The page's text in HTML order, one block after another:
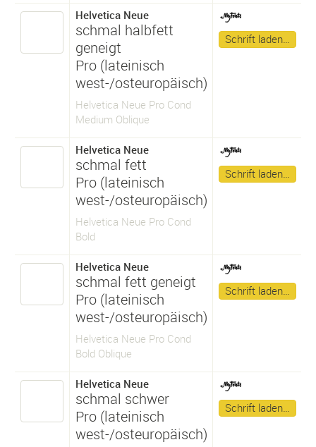
Helvetica Neue
schmal halbfett
geneigt
Pro (lateinisch
west-/osteuropäisch)
Helvetica Neue Pro Cond
Medium Oblique
Schrift laden…
Helvetica Neue
schmal fett
Pro (lateinisch
west-/osteuropäisch)
Helvetica Neue Pro Cond
Bold
Schrift laden…
Helvetica Neue
schmal fett geneigt
Pro (lateinisch
west-/osteuropäisch)
Helvetica Neue Pro Cond
Bold Oblique
Schrift laden…
Helvetica Neue
schmal schwer
Pro (lateinisch
west-/osteuropäisch)
Schrift laden…